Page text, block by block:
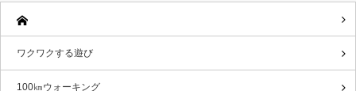
ワクワクする遊び
100㎞ウォーキング